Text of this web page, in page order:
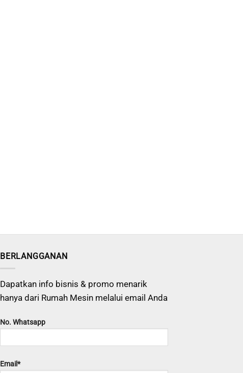
BERLANGGANAN
Dapatkan info bisnis & promo menarik
hanya dari Rumah Mesin melalui email Anda
No. Whatsapp
Email*